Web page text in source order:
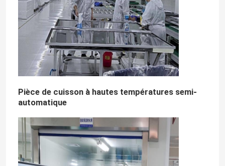
Pièce de cuisson à hautes températures semi-
automatique